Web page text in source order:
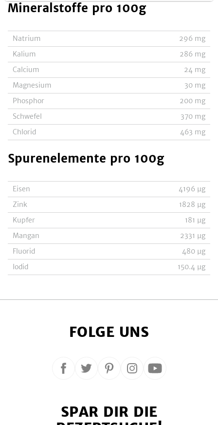
Mineralstoffe pro 100g
Natrium 296 mg
Kalium
286 mg
Calcium
24 mg
Magnesium
30 mg
Phosphor
200 mg
Schwefel
370 mg
Chlorid
463 mg
Spurenelemente pro 100g
Eisen 4196 µg
Zink
1828 µg
Kupfer
181 µg
Mangan
2331 µg
Fluorid
480 µg
Iodid
150.4 µg
FOLGE UNS
Folge
Facebook
Folge
Twitter
Folge
Pinterest
Folge
Instagram
Folge
YouTube
SPAR DIR DIE